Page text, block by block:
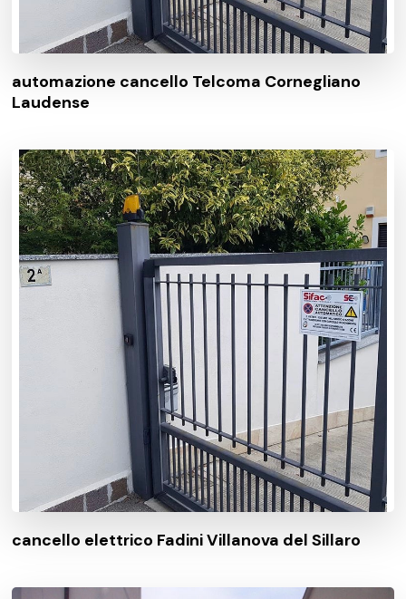
automazione cancello Telcoma Cornegliano
Laudense
cancello elettrico Fadini Villanova del Sillaro